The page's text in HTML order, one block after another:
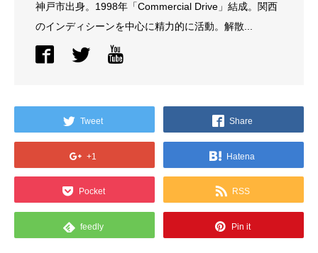
神戸市出身。1998年「Commercial Drive」結成。関西
のインディシーンを中心に精力的に活動。解散...
Tweet Share
+1 Hatena
Pocket RSS
feedly Pin it